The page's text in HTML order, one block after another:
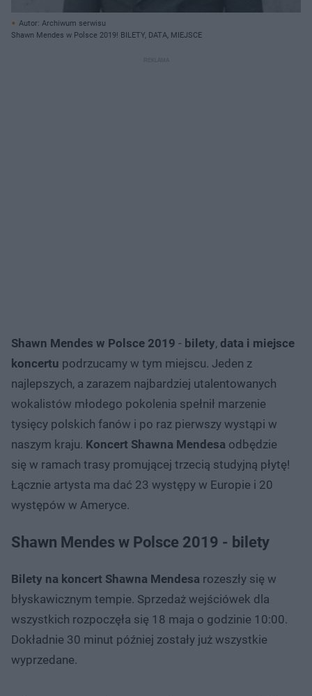
Autor: Archiwum serwisu
Shawn Mendes w Polsce 2019! BILETY, DATA, MIEJSCE
Shawn Mendes w Polsce 2019 - bilety, data i miejsce
koncertu podrzucamy w tym miejscu. Jeden z
najlepszych, a zarazem najbardziej utalentowanych
wokalistów młodego pokolenia spełnił marzenie
tysięcy polskich fanów i po raz pierwszy wystąpi w
naszym kraju. Koncert Shawna Mendesa odbędzie
się w ramach trasy promującej trzecią studyjną płytę!
Łącznie artysta ma dać 23 występy w Europie i 20
występów w Ameryce.
Shawn Mendes w Polsce 2019 - bilety
Bilety na koncert Shawna Mendesa rozeszły się w
błyskawicznym tempie. Sprzedaż wejściówek dla
wszystkich rozpoczęła się 18 maja o godzinie 10:00.
Dokładnie 30 minut później zostały już wszystkie
wyprzedane.